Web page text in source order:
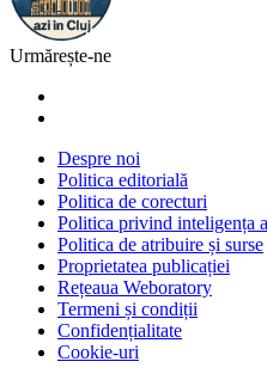
Urmărește-ne
Despre noi
Politica editorială
Politica de corecturi
Politica privind inteligența
Politica de atribuire și surse
Proprietatea publicației
Rețeaua Weboratory
Termeni și condiții
Confidențialitate
Cookie-uri